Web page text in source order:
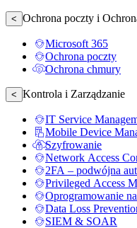
< Ochrona poczty i
Microsoft 365
Ochrona poczty
Ochrona chmury
< Kontrola i Zarządzanie
IT Service
Mobile Device
Szyfrowanie
Network Access
2FA – podwójna
Privileged Access
Oprogramowanie
Data Loss
SIEM & SOAR